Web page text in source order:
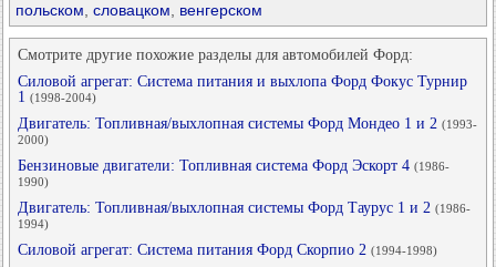
польском словацком венгерском
Смотрите другие похожие разделы для автомобилей Форд:
Силовой агрегат: Система питания и выхлопа Форд Фокус Турнир
1 (1998-2004)
Двигатель: Топливная/выхлопная системы Форд Мондео 1 и 2 (1993-
2000)
Бензиновые двигатели: Топливная система Форд Эскорт 4 (1986-
1990)
Двигатель: Топливная/выхлопная системы Форд Таурус 1 и 2 (1986-
1994)
Силовой агрегат: Система питания Форд Скорпио 2 (1994-1998)